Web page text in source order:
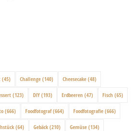
(45) Challenge (140) Cheesecake (48)
(123) DIY (193) Erdbeeren (47) Fisch (65)
(666) Foodfotograf(664) Foodfotografie (666)
(64) Gebäck (210) Gemüse (134)